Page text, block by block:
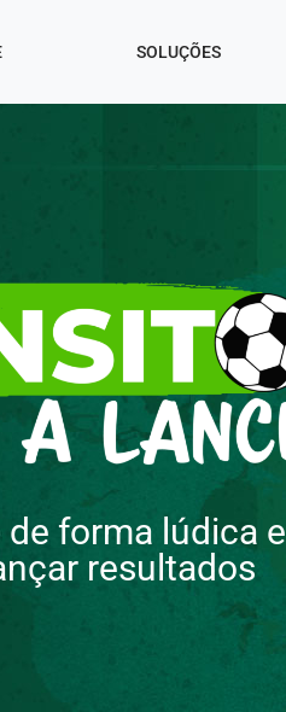
SOLUÇÕES
forma lúdica e
resultados